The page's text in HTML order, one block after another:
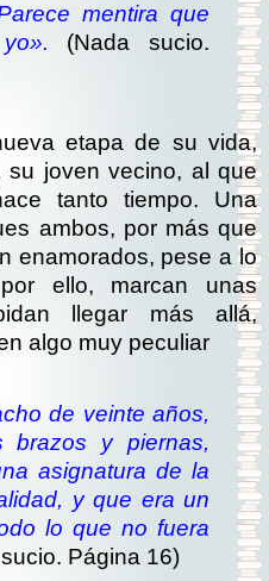
mentira que
(Nada sucio.
etapa de su vida,
su joven vecino, al que
tanto tiempo. Una
ambos, por más que
enamorados, pese a lo
ello, marcan unas
llegar más allá,
algo muy peculiar
de veinte años,
brazos y piernas,
asignatura de la
y que era un
lo que no fuera
Página 16)